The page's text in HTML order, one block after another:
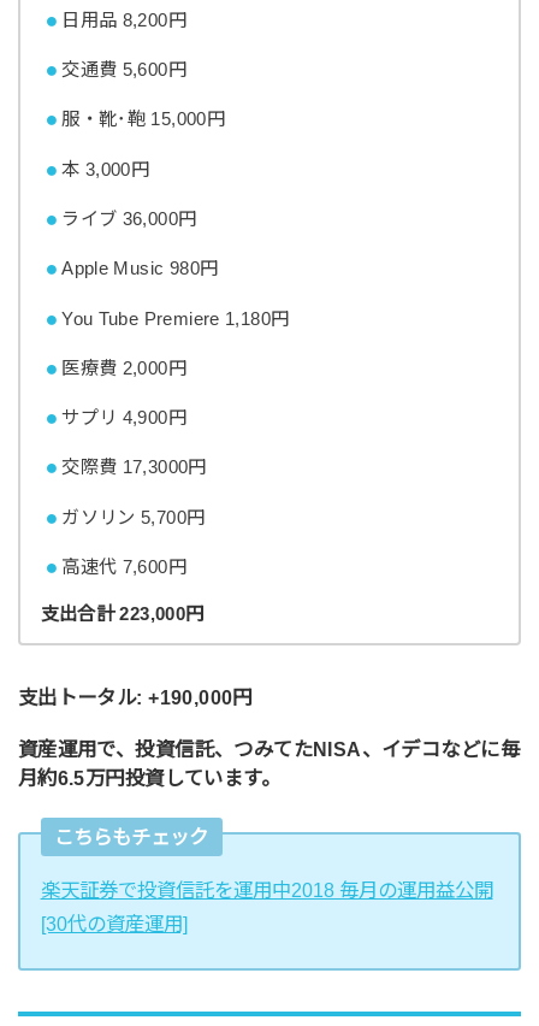
日用品 8,200円
交通費 5,600円
服・靴･鞄 15,000円
本 3,000円
ライブ 36,000円
Apple Music 980円
You Tube Premiere 1,180円
医療費 2,000円
サプリ 4,900円
交際費 17,3000円
ガソリン 5,700円
高速代 7,600円
支出合計 223,000円
支出トータル: +190,000円
資産運用で、投資信託、つみてたNISA、イデコなどに毎
月約6.5万円投資しています。
こちらもチェック
楽天証券で投資信託を運用中2018 毎月の運用益公開
[30代の資産運用]